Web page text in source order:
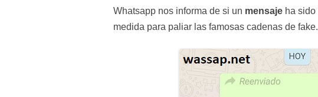
Whatsapp nos informa de si un mensaje ha sido
medida para paliar las famosas cadenas de fake.